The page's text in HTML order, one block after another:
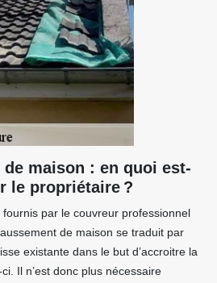
de maison : en quoi est-
le propriétaire ?
par le couvreur professionnel
de maison se traduit par
existante dans le but d’accroitre la
Il n’est donc plus nécessaire